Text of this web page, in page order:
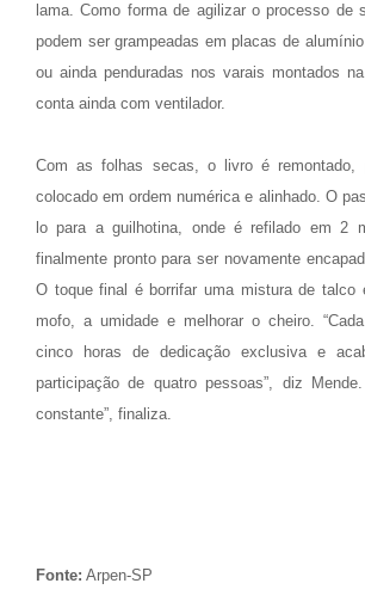
lama. Como forma de agilizar o processo de
podem ser grampeadas em placas de
ou ainda penduradas nos varais montados
conta ainda com ventilador.
Com as folhas secas, o livro é remontado,
colocado em ordem numérica e alinhado. O
lo para a guilhotina, onde é refilado em 2
finalmente pronto para ser novamente
O toque final é borrifar uma mistura de talco
mofo, a umidade e melhorar o cheiro.
cinco horas de dedicação exclusiva e
participação de quatro pessoas”, diz
constante”, finaliza.
Fonte: Arpen-SP